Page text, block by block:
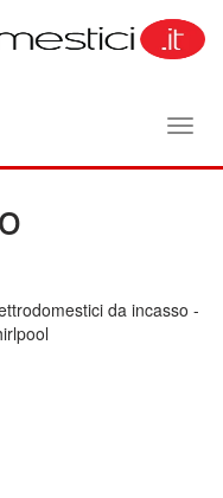
da incasso -